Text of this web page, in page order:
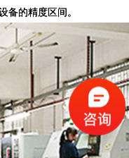
备的精度区间。